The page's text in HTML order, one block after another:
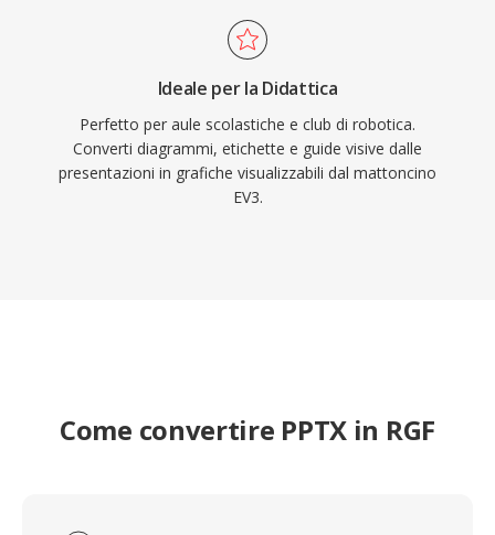
Ideale per la Didattica
Perfetto per aule scolastiche e club di robotica.
Converti diagrammi, etichette e guide visive dalle
presentazioni in grafiche visualizzabili dal mattoncino
EV3.
Come convertire PPTX in RGF